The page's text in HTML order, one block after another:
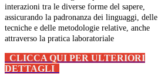
interazioni tra le diverse forme del sapere,
assicurando la padronanza dei linguaggi, delle
tecniche e delle metodologie relative, anche
attraverso la pratica laboratoriale
CLICCA QUI PER ULTERIORI
DETTAGLI